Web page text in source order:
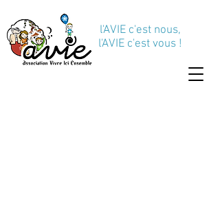
l'AVIE c'est nous,
l'AVIE c'est vous !